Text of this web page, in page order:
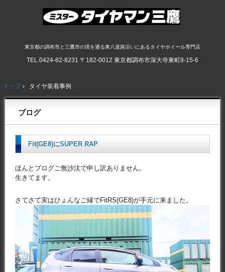
東京都の調布市と三鷹市の境を通る東八道路沿いにあるタイヤホイール専門店
TEL.0424-82-8231 〒182-0012 東京都調布市深大寺東町8-15-6
トップ › タイヤ装着事例
ブログ
Fit(GE8)にSUPER RAP
ほんとブログご無沙汰で申し訳ありません。
生きてます。
さてさて実はひょんなご縁でFitRS(GE8)が手元に来ました。